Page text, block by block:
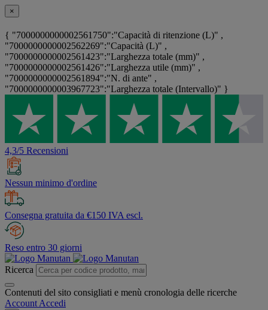
×
{ "7000000000002561750":"Capacità di ritenzione (L)" ,
"7000000000002562269":"Capacità (L)" ,
"7000000000002561423":"Larghezza totale (mm)" ,
"7000000000002561426":"Larghezza utile (mm)" ,
"7000000000002561894":"N. di ante" ,
"7000000000003967723":"Larghezza totale (Intervallo)" }
4,3/5 Recensioni
Nessun minimo d'ordine
Consegna gratuita da €150 IVA escl.
Reso entro 30 giorni
Ricerca
Contenuti del sito consigliati e menù cronologia delle ricerche
Account Accedi